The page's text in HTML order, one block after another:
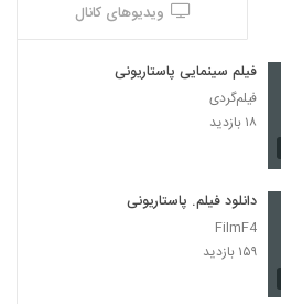
ویدیوهای کانال
فیلم سینمایی پاستاریونی
فیلم‌گردی
۱۸ بازدید
دانلود فیلم. پاستاریونی
FilmF4
۱۵۹ بازدید